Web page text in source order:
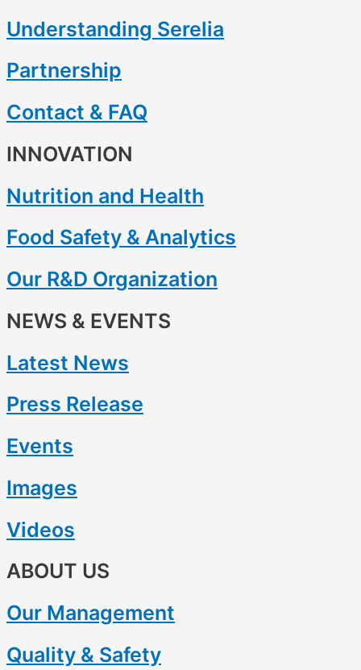
Understanding Serelia
Partnership
Contact & FAQ
INNOVATION
Nutrition and Health
Food Safety & Analytics
Our R&D Organization
NEWS & EVENTS
Latest News
Press Release
Events
Images
Videos
ABOUT US
Our Management
Quality & Safety